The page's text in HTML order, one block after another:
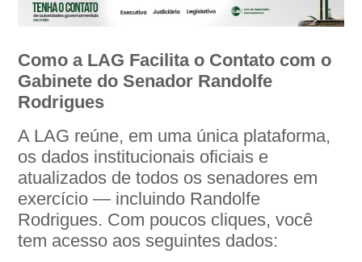
Como a LAG Facilita o Contato com o
Gabinete do Senador Randolfe
Rodrigues
A LAG reúne, em uma única plataforma,
os dados institucionais oficiais e
atualizados de todos os senadores em
exercício — incluindo Randolfe
Rodrigues. Com poucos cliques, você
tem acesso aos seguintes dados: